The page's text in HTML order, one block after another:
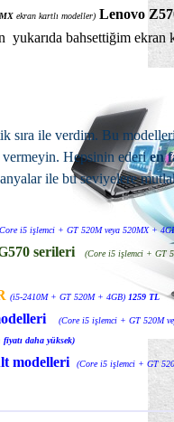
ekran kartlı modeller) Lenovo
yukarıda bahsettiğim ekran
sıra ile verdim. Bu
vermeyin. Hepsinin ederien
ile bu seviyelere
i5 işlemci + GT 520M veya 520MX +
serileri
(Core i5 işlemci + GT
(i5-2410M + GT 520M + 4GB) 1259 TL
(Core i5 işlemci + GT 520M
daha yüksek)
modelleri (Core i5 işlemci + GT